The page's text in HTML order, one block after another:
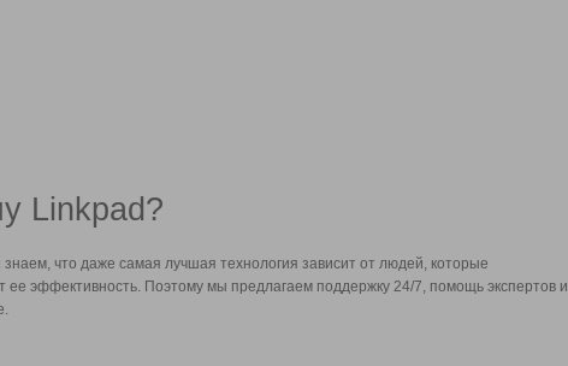
Linkpad?
знаем, что даже самая лучшая технология зависит от людей, которые
ее эффективность. Поэтому мы предлагаем поддержку 24/7, помощь экспертов и